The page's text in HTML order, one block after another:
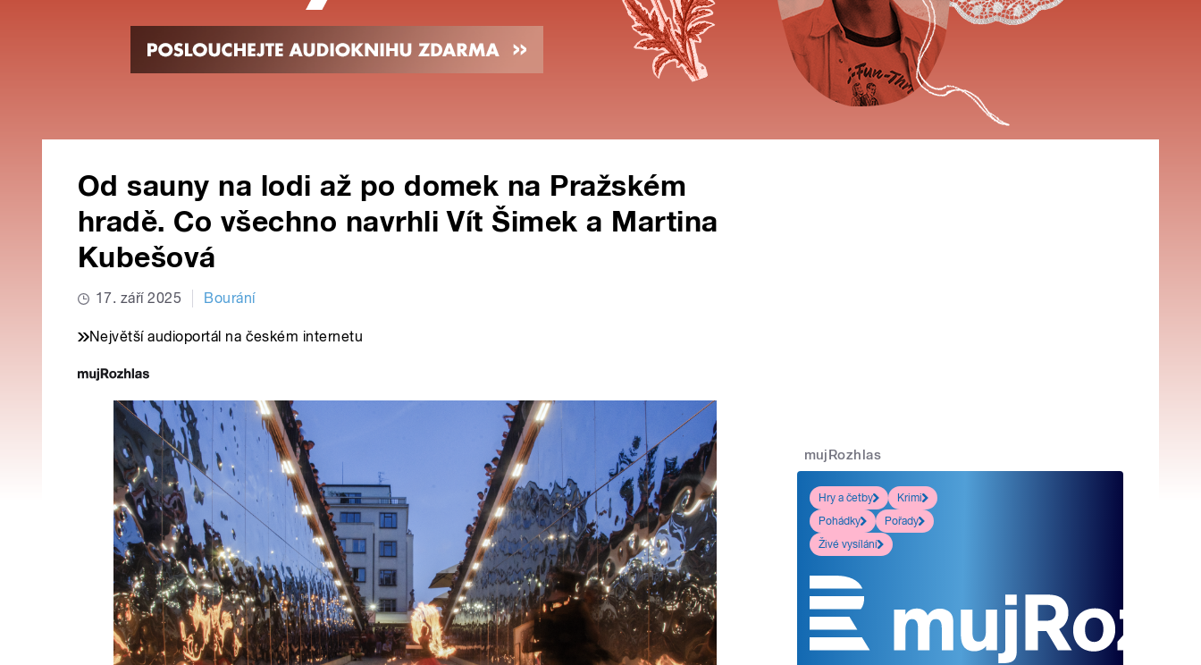
Od sauny na lodi až po domek na Pražském
hradě. Co všechno navrhli Vít Šimek a Martina
Kubešová
17. září 2025 Bourání
Největší audioportál na českém internetu
mujRozhlas
Hry a četby
Krimi
Pohádky
Pořady
Živé vysílání